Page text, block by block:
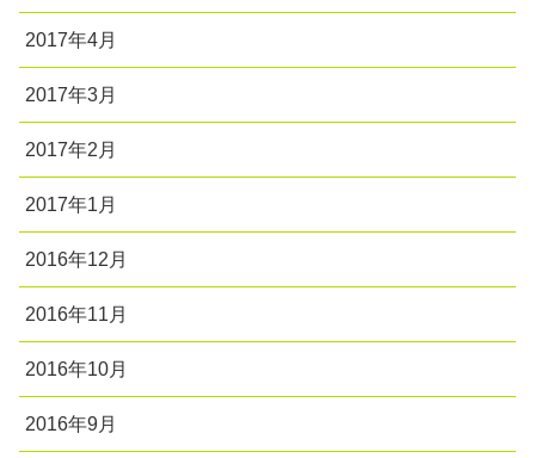
2017年4月
2017年3月
2017年2月
2017年1月
2016年12月
2016年11月
2016年10月
2016年9月